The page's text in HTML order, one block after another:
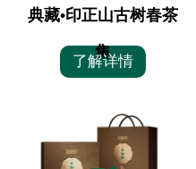
典藏•印正山古树春茶
集
了解详情